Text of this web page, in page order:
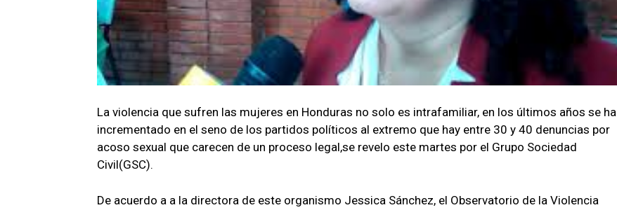
La violencia que sufren las mujeres en Honduras no solo es intrafamiliar, en los últimos años se ha
incrementado en el seno de los partidos políticos al extremo que hay entre 30 y 40 denuncias por
acoso sexual que carecen de un proceso legal,se revelo este martes por el Grupo Sociedad
Civil(GSC).
De acuerdo a a la directora de este organismo Jessica Sánchez, el Observatorio de la Violencia